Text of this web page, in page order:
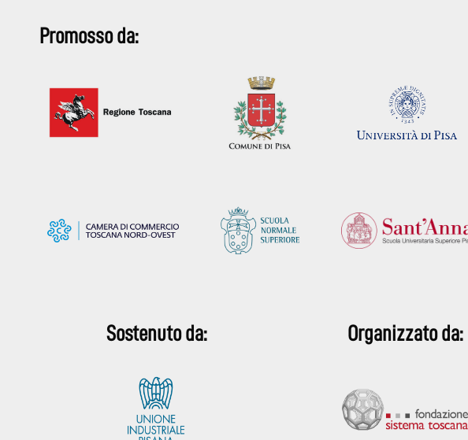
Promosso da:
Sostenuto da: Organizzato da: